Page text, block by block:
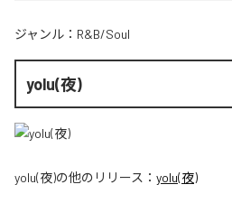
ジャンル： R&B/Soul
yolu(夜)
yolu(夜)の他のリリース： yolu(夜)